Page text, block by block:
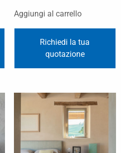
Aggiungi al carrello
Richiedi la tua
quotazione